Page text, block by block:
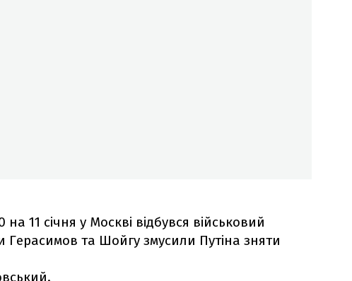
на 11 січня у Москві відбувся військовий
Герасимов та Шойгу змусили Путіна зняти